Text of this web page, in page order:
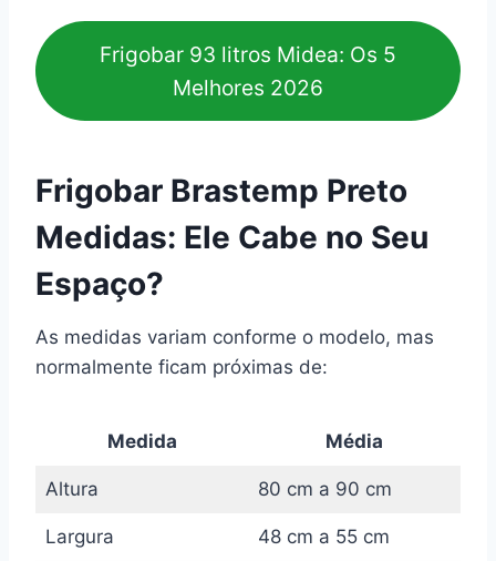
Frigobar 93 litros Midea: Os 5
Melhores 2026
Frigobar Brastemp Preto
Medidas: Ele Cabe no Seu
Espaço?
As medidas variam conforme o modelo, mas
normalmente ficam próximas de:
Medida Média
Altura 80 cm a 90 cm
Largura 48 cm a 55 cm